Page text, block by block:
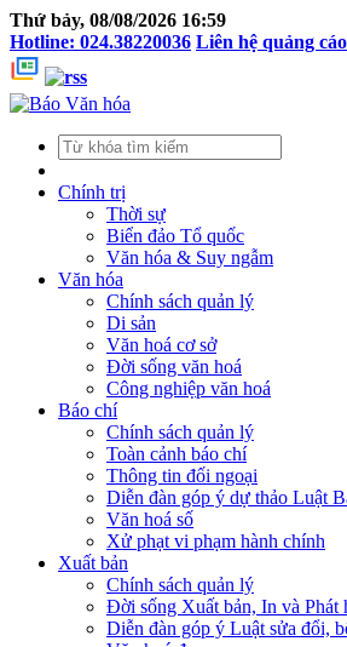
Thứ bảy, 08/08/2026 16:59
Hotline: 024.38220036 Liên hệ quảng cáo
Chính trị
Thời sự
Biển đảo Tổ quốc
Văn hóa & Suy ngẫm
Văn hóa
Chính sách quản lý
Di sản
Văn hoá cơ sở
Đời sống văn hoá
Công nghiệp văn hoá
Báo chí
Chính sách quản lý
Toàn cảnh báo chí
Thông tin đối ngoại
Diễn đàn góp ý dự thảo Luật
Văn hoá số
Xử phạt vi phạm hành chính
Xuất bản
Chính sách quản lý
Đời sống Xuất bản, In và Phát
Diễn đàn góp ý Luật sửa đổi,